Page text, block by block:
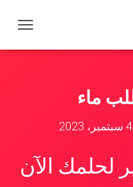
ب
ل
ماء
4 سبتمبر، 2023
لحلمك الآن